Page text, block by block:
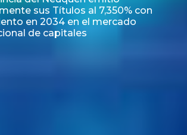
sus Títulos al 7,350% con
en 2034 en el mercado
de capitales